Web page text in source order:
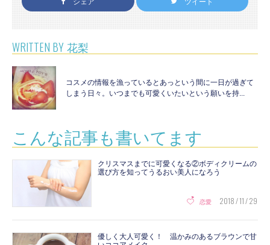
WRITTEN BY 花梨
コスメの情報を漁っているとあっという間に一日が過ぎて
しまう日々。いつまでも可愛くいたいという願いを持...
こんな記事も書いてます
クリスマスまでに可愛くなる②ボディクリームの
選び方を知ってうるおい美人になろう
恋愛 2018 / 11 / 29
優しく大人可愛く！ 温かみのあるブラウンで甘